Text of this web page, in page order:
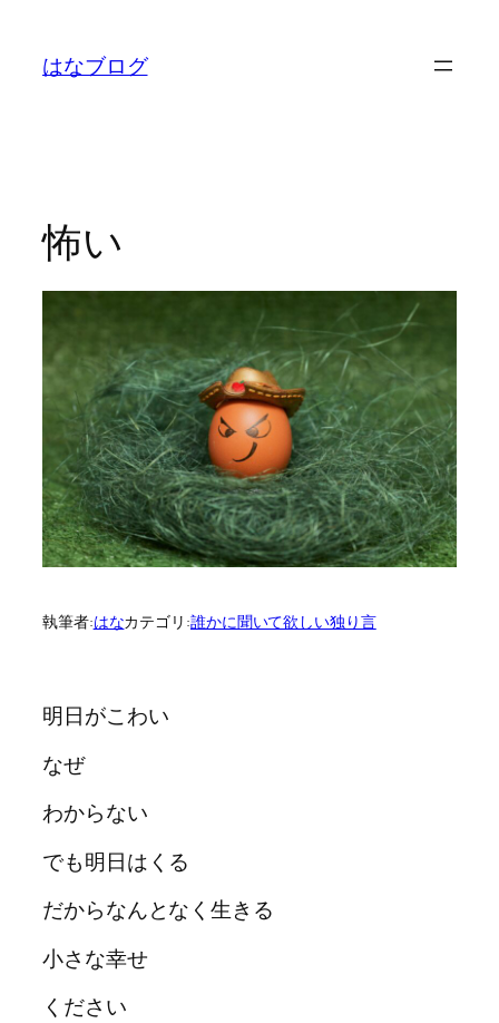
はなブログ
怖い
執筆者:はなカテゴリ:誰かに聞いて欲しい独り言
明日がこわい
なぜ
わからない
でも明日はくる
だからなんとなく生きる
小さな幸せ
ください